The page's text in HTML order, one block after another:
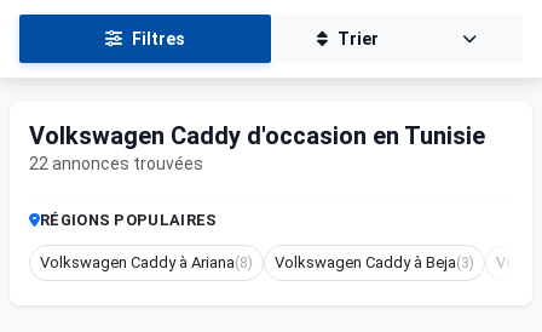
Filtres Trier
Volkswagen Caddy d'occasion en Tunisie
22 annonces trouvées
RÉGIONS POPULAIRES
Volkswagen Caddy à Ariana(8) Volkswagen Caddy à Beja(3)